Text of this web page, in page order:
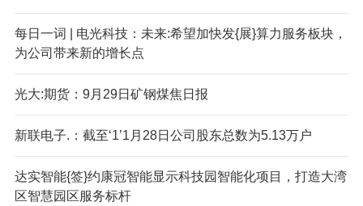
每日一词 | 电光科技：未来:希望加快发{展}算力服务板块，
为公司带来新的增长点
光大:期货：9月29日矿钢煤焦日报
新联电子.：截至‘1’1月28日公司股东总数为5.13万户
达实智能{签}约康冠智能显示科技园智能化项目，打造大湾
区智慧园区服务标杆